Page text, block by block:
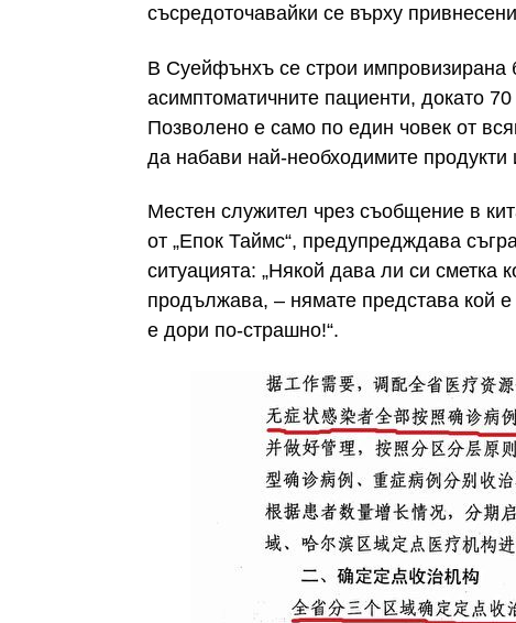
съсредоточавайки се върху
В Суейфънхъ се строи импровизирана
асимптоматичните пациенти, докато
Позволено е само по един човек от
да набави най-необходимите продукти
Местен служител чрез съобщение в
от „Епок Таймс“, предупредждава
ситуацията: „Някой дава ли си сметка
продължава, – нямате представа кой
е дори по-страшно!“.